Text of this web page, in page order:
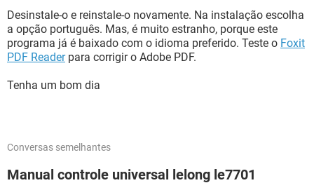
Desinstale-o e reinstale-o novamente. Na instalação escolha
a opção português. Mas, é muito estranho, porque este
programa já é baixado com o idioma preferido. Teste o Foxit
PDF Readerpara corrigir o Adobe PDF.
Tenha um bom dia
Conversas semelhantes
Manual controle universal lelong le7701